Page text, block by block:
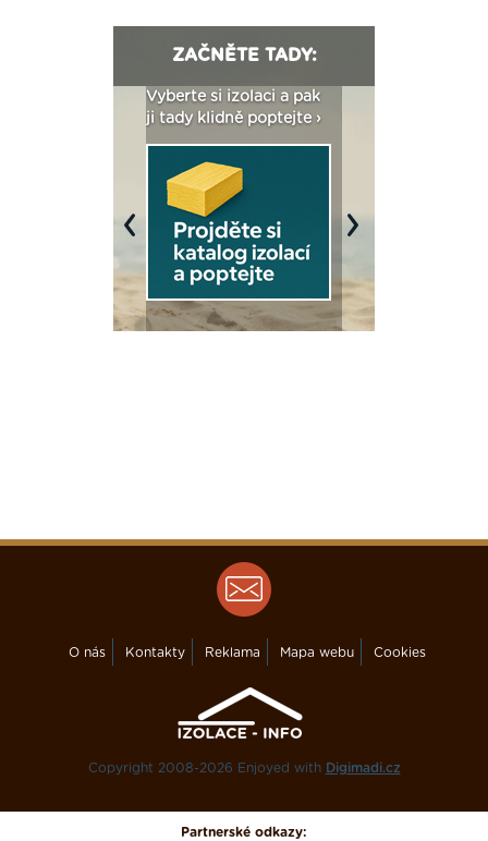
ZAČNĚTE TADY:
Vyberte si izolaci a pak
ji tady klidně poptejte ›
Previous Next
O nás Kontakty Reklama Mapa webu Cookies
Copyright 2008-2026 Enjoyed with Digimadi.cz
Partnerské odkazy: